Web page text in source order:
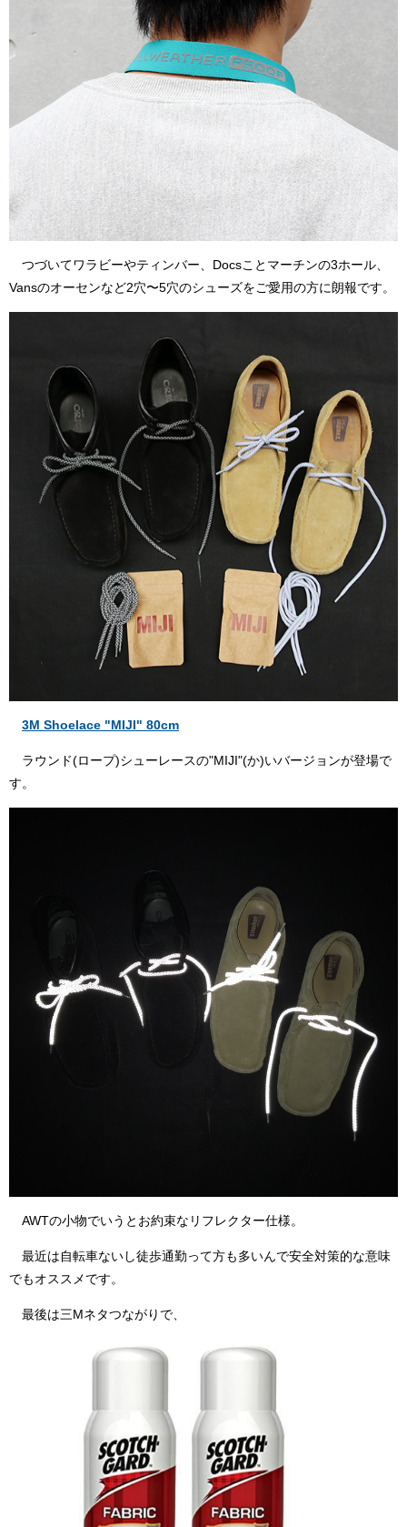
つづいてワラビーやティンバー、Docsことマーチンの3ホール、
Vansのオーセンなど2穴〜5穴のシューズをご愛用の方に朗報です。
3M Shoelace "MIJI" 80cm
ラウンド(ロープ)シューレースの"MIJI"(か)いバージョンが登場で
す。
AWTの小物でいうとお約束なリフレクター仕様。
最近は自転車ないし徒歩通勤って方も多いんで安全対策的な意味
でもオススメです。
最後は三Mネタつながりで、